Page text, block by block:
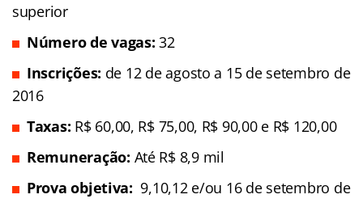
superior
Número de vagas:32
Inscrições: de 12 de agosto a 15 de setembro de
2016
Taxas: R$ 60,00, R$ 75,00, R$ 90,00 e R$ 120,00
Remuneração: Até R$ 8,9 mil
Prova objetiva: 9,10,12 e/ou 16 de setembro de